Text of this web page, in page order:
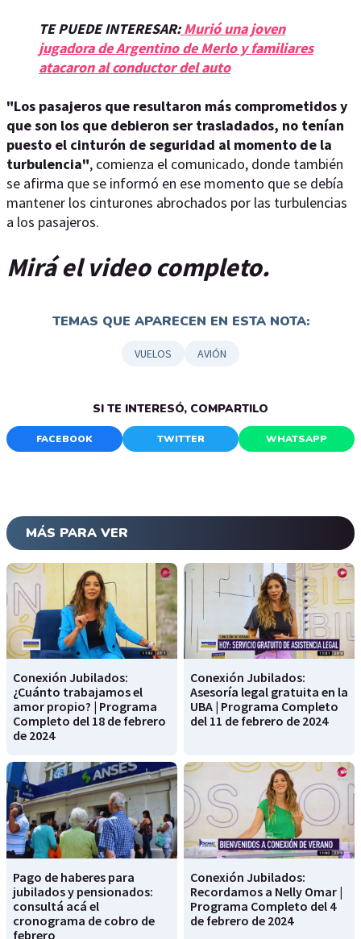
TE PUEDE INTERESAR:Murió una joven
jugadora de Argentino de Merlo y familiares
atacaron al conductor del auto
"Los pasajeros que resultaron más comprometidos y
que son los que debieron ser trasladados, no tenían
puesto el cinturón de seguridad al momento de la
turbulencia", comienza el comunicado, donde también
se afirma que se informó en ese momento que se debía
mantener los cinturones abrochados por las turbulencias
a los pasajeros.
Mirá el video completo.
TEMAS QUE APARECEN EN ESTA NOTA:
VUELOS AVIÓN
SI TE INTERESÓ, COMPARTILO
FACEBOOK TWITTER WHATSAPP
MÁS PARA VER
Conexión Jubilados:
¿Cuánto trabajamos el
amor propio? | Programa
Completo del 18 de febrero
de 2024
Conexión Jubilados:
Asesoría legal gratuita en la
UBA | Programa Completo
del 11 de febrero de 2024
Pago de haberes para
jubilados y pensionados:
consultá acá el
cronograma de cobro de
febrero
Conexión Jubilados:
Recordamos a Nelly Omar |
Programa Completo del 4
de febrero de 2024